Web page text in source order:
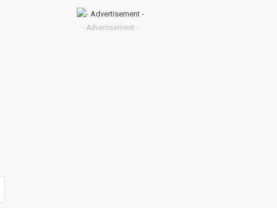
- Advertisement -